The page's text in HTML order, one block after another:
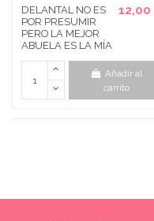
DELANTAL NO ES
POR PRESUMIR
PERO LA MEJOR
ABUELA ES LA MÍA
12,00
Añadir al
carrito